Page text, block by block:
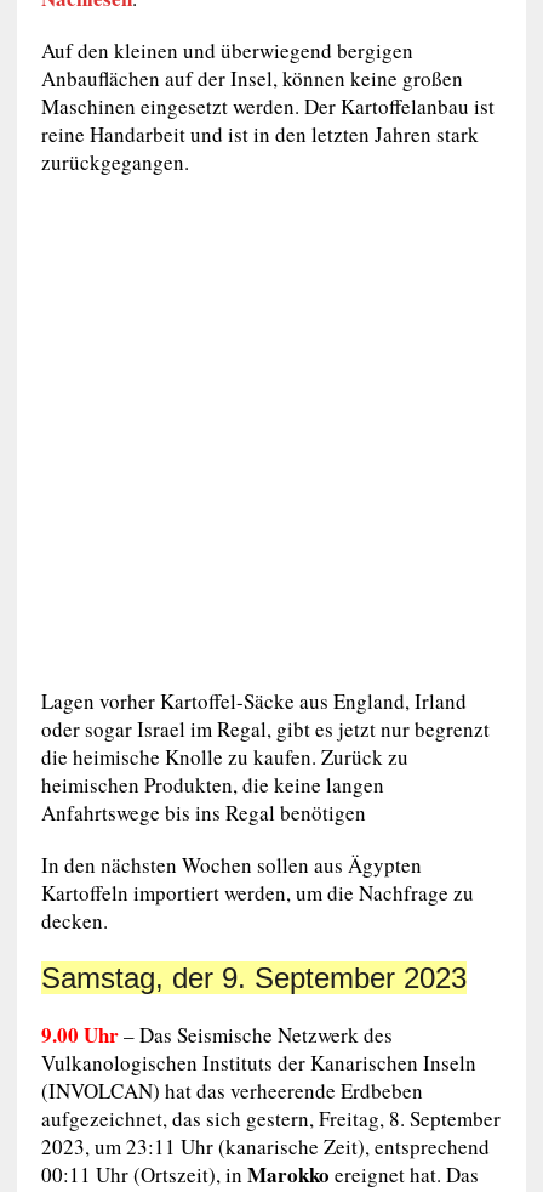
Auf den kleinen und überwiegend bergigen
Anbauflächen auf der Insel, können keine großen
Maschinen eingesetzt werden. Der Kartoffelanbau ist
reine Handarbeit und ist in den letzten Jahren stark
zurückgegangen.
Lagen vorher Kartoffel-Säcke aus England, Irland
oder sogar Israel im Regal, gibt es jetzt nur begrenzt
die heimische Knolle zu kaufen. Zurück zu
heimischen Produkten, die keine langen
Anfahrtswege bis ins Regal benötigen
In den nächsten Wochen sollen aus Ägypten
Kartoffeln importiert werden, um die Nachfrage zu
decken.
Samstag, der 9. September 2023
9.00 Uhr– Das Seismische Netzwerk des
Vulkanologischen Instituts der Kanarischen Inseln
(INVOLCAN) hat das verheerende Erdbeben
aufgezeichnet, das sich gestern, Freitag, 8. September
2023, um 23:11 Uhr (kanarische Zeit), entsprechend
00:11 Uhr (Ortszeit), in Marokko ereignet hat. Das